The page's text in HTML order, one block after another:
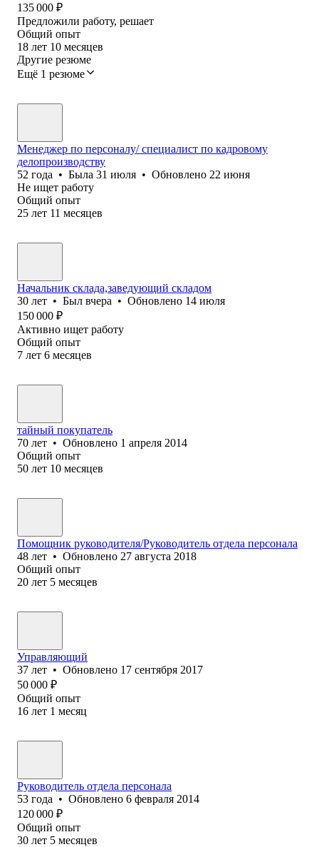
135 000 ₽
Предложили работу, решает
Общий опыт
18 лет 10 месяцев
Другие резюме
Ещё 1 резюме
Менеджер по персоналу/ специалист по кадровому
делопроизводству
52 года • Была 31 июля • Обновлено 22 июня
Не ищет работу
Общий опыт
25 лет 11 месяцев
Начальник склада,заведующий складом
30 лет • Был вчера • Обновлено 14 июля
150 000 ₽
Активно ищет работу
Общий опыт
7 лет 6 месяцев
тайный покупатель
70 лет • Обновлено 1 апреля 2014
Общий опыт
50 лет 10 месяцев
Помощник руководителя/Руководитель отдела персонала
48 лет • Обновлено 27 августа 2018
Общий опыт
20 лет 5 месяцев
Управляющий
37 лет • Обновлено 17 сентября 2017
50 000 ₽
Общий опыт
16 лет 1 месяц
Руководитель отдела персонала
53 года • Обновлено 6 февраля 2014
120 000 ₽
Общий опыт
30 лет 5 месяцев